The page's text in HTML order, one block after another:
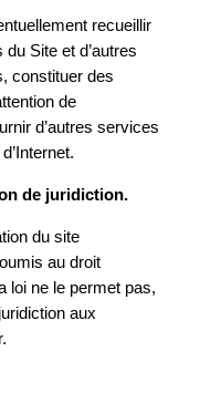
recueillir
Site et d’autres
constituer des
de
d’autres services
de juridiction.
du site
au droit
loi ne le permet pas,
aux